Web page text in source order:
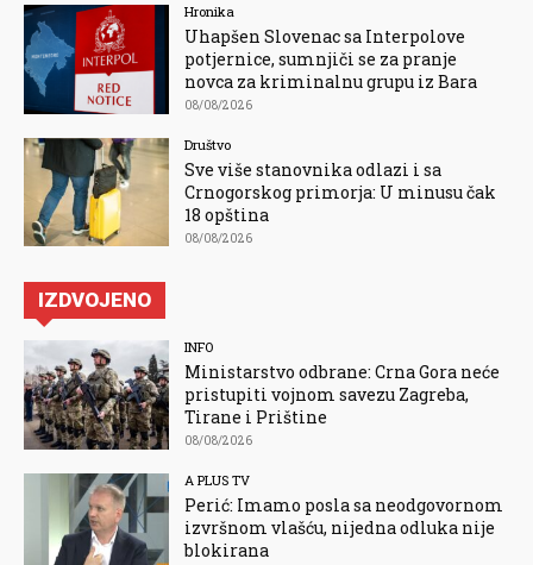
Hronika
Uhapšen Slovenac sa Interpolove
potjernice, sumnjiči se za pranje
novca za kriminalnu grupu iz Bara
08/08/2026
Društvo
Sve više stanovnika odlazi i sa
Crnogorskog primorja: U minusu čak
18 opština
08/08/2026
IZDVOJENO
INFO
Ministarstvo odbrane: Crna Gora neće
pristupiti vojnom savezu Zagreba,
Tirane i Prištine
08/08/2026
A PLUS TV
Perić: Imamo posla sa neodgovornom
izvršnom vlašću, nijedna odluka nije
blokirana